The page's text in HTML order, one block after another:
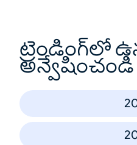
ట్రెండింగ్‌లో
అన్వేషించండి